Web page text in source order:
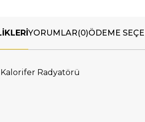
YORUMLAR(0)ÖDEME
Radyatörü